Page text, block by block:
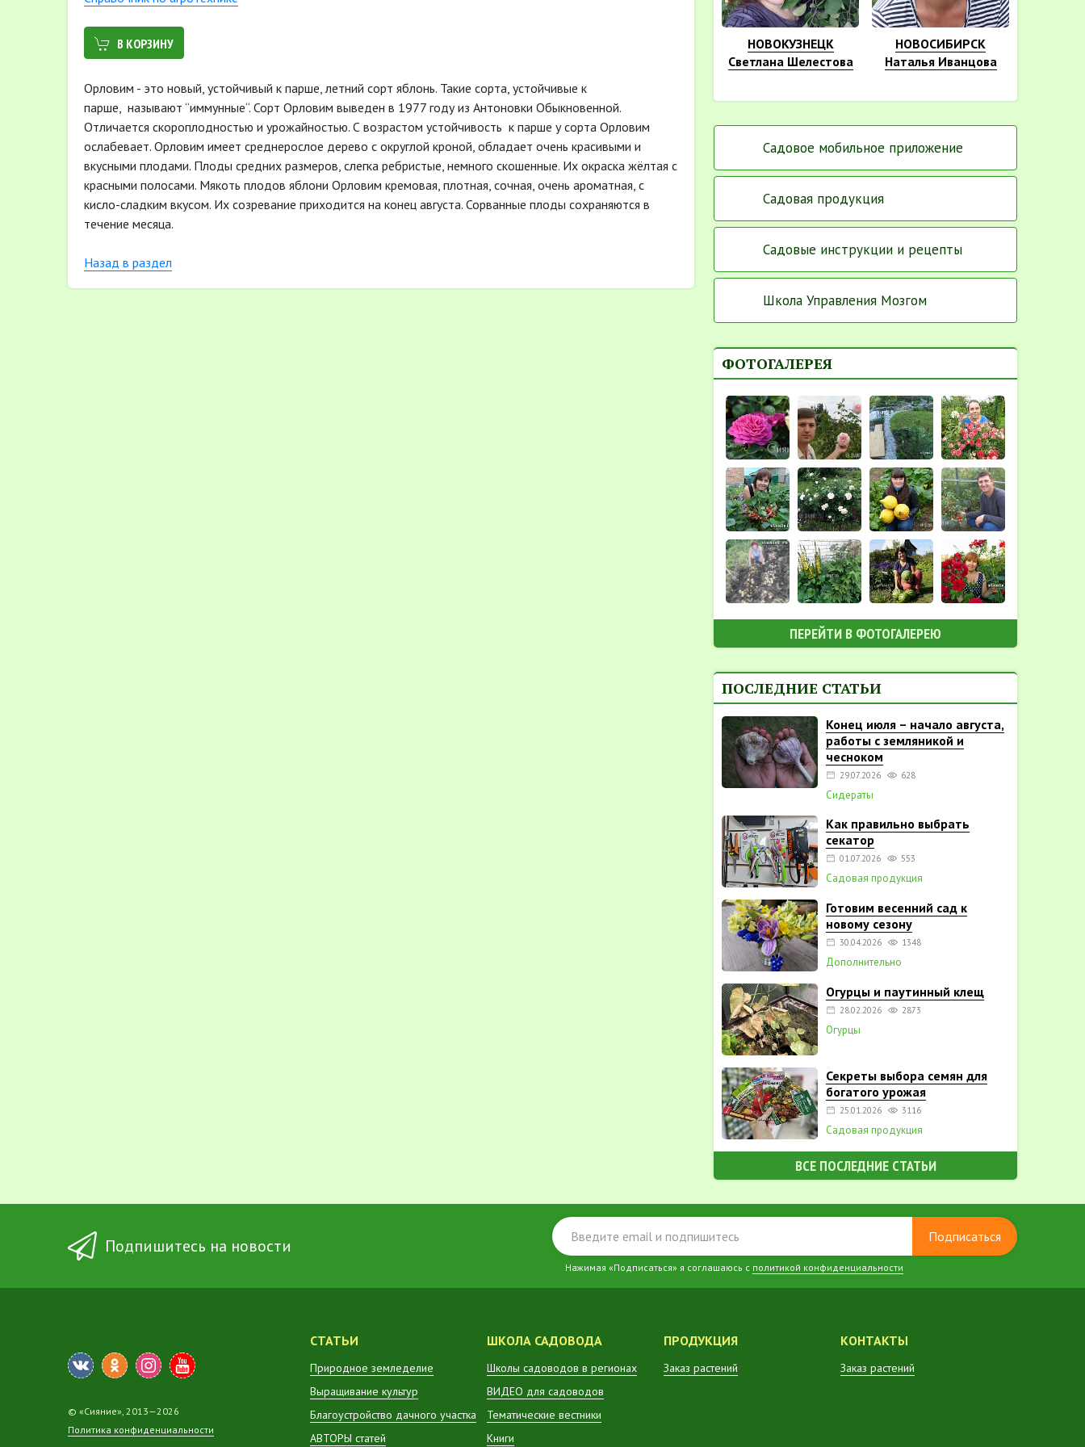
В КОРЗИНУ
Орловим - это новый, устойчивый к парше, летний сорт яблонь. Такие сорта, устойчивые к
парше, называют “иммунные“. Сорт Орловим выведен в 1977 году из Антоновки Обыкновенной.
Отличается скороплодностью и урожайностью. С возрастом устойчивость к парше у сорта Орловим
ослабевает. Орловим имеет среднерослое дерево с округлой кроной, обладает очень красивыми и
вкусными плодами. Плоды средних размеров, слегка ребристые, немного скошенные. Их окраска жёлтая с
красными полосами. Мякоть плодов яблони Орловим кремовая, плотная, сочная, очень ароматная, с
кисло-сладким вкусом. Их созревание приходится на конец августа. Сорванные плоды сохраняются в
течение месяца.
Назад в раздел
НОВОКУЗНЕЦК
Светлана Шелестова
НОВОСИБИРСК
Наталья Иванцова
Садовое мобильное приложение
Садовая продукция
Садовые инструкции и рецепты
Школа Управления Мозгом
ФОТОГАЛЕРЕЯ
ПЕРЕЙТИ В ФОТОГАЛЕРЕЮ
ПОСЛЕДНИЕ СТАТЬИ
Конец июля – начало августа,
работы с земляникой и
чесноком
29.07.2026 628
Сидераты
Как правильно выбрать
секатор
01.07.2026 553
Садовая продукция
Готовим весенний сад к
новому сезону
30.04.2026 1348
Дополнительно
Огурцы и паутинный клещ
28.02.2026 2873
Огурцы
Секреты выбора семян для
богатого урожая
25.01.2026 3116
Садовая продукция
ВСЕ ПОСЛЕДНИЕ СТАТЬИ
Подпишитесь на новости Подписаться
Нажимая «Подписаться» я соглашаюсь с политикой конфиденциальности
© «Сияние», 2013—2026
Политика конфиденциальности
СТАТЬИ
Природное земледелие
Выращивание культур
Благоустройство дачного участка
АВТОРЫ статей
ШКОЛА САДОВОДА
Школы садоводов в регионах
ВИДЕО для садоводов
Тематические вестники
Книги
ПРОДУКЦИЯ
Заказ растений
КОНТАКТЫ
Заказ растений